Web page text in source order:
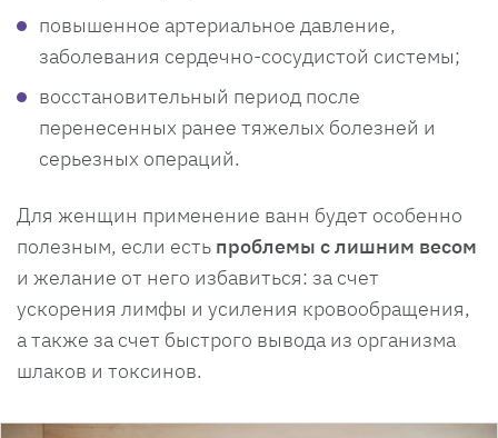
повышенное артериальное давление,
заболевания сердечно-сосудистой системы;
восстановительный период после
перенесенных ранее тяжелых болезней и
серьезных операций.
Для женщин применение ванн будет особенно
полезным, если есть проблемы с лишним весом
и желание от него избавиться: за счет
ускорения лимфы и усиления кровообращения,
а также за счет быстрого вывода из организма
шлаков и токсинов.